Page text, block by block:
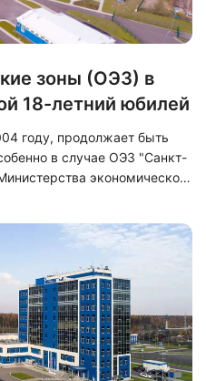
зоны (ОЭЗ) в
18-летний юбилей
году, продолжает быть
в случае ОЭЗ "Санкт-
экономического
эффективности среди зон